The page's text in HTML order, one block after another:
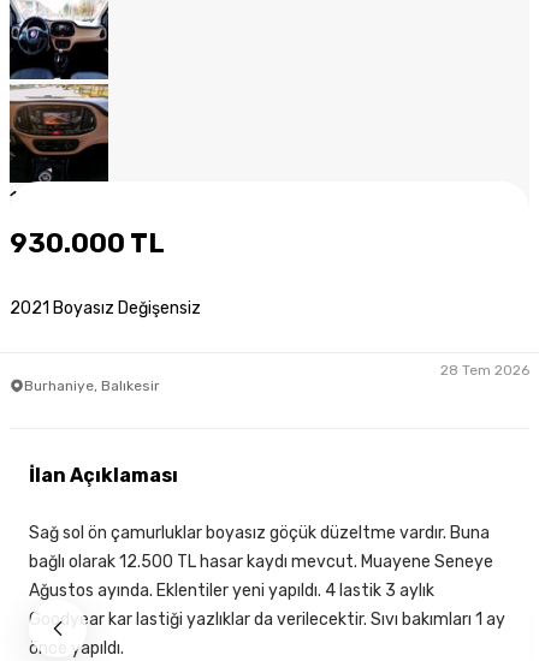
1
930.000 TL
2021 Boyasız Değişensiz
Burhaniye, Balıkesir
28 Tem 2026
İlan Açıklaması
Sağ sol ön çamurluklar boyasız göçük düzeltme vardır. Buna
bağlı olarak 12.500 TL hasar kaydı mevcut. Muayene Seneye
Ağustos ayında. Eklentiler yeni yapıldı. 4 lastik 3 aylık
Goodyear kar lastiği yazlıklar da verilecektir. Sıvı bakımları 1 ay
önce yapıldı.